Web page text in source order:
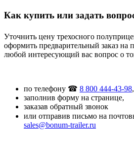
Как купить или задать
Уточнить цену трехосного
оформить предварительный заказ на
любой интересующий вас вопрос о
по телефону ☎ 8 800 444-43-98,
заполнив форму на странице,
заказав обратный звонок
или отправив письмо на
sales@bonum-trailer.ru